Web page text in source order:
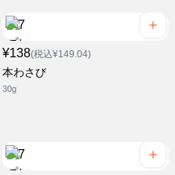
¥138(税込¥149.04)
本わさび
30g